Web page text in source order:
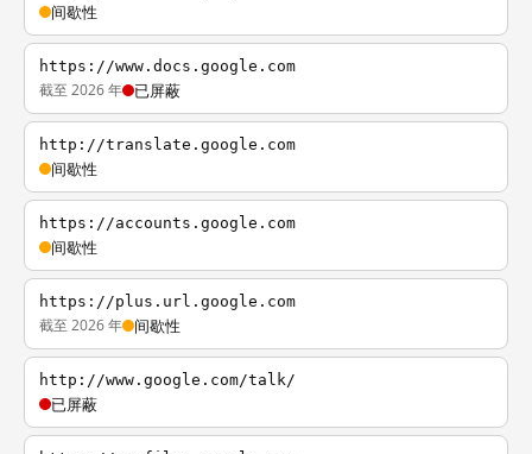
间歇性
https://www.docs.google.com
截至 2026 年 已屏蔽
http://translate.google.com
间歇性
https://accounts.google.com
间歇性
https://plus.url.google.com
截至 2026 年 间歇性
http://www.google.com/talk/
已屏蔽